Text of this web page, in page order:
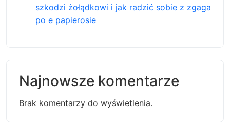
szkodzi żołądkowi i jak radzić sobie z zgaga
po e papierosie
Najnowsze komentarze
Brak komentarzy do wyświetlenia.